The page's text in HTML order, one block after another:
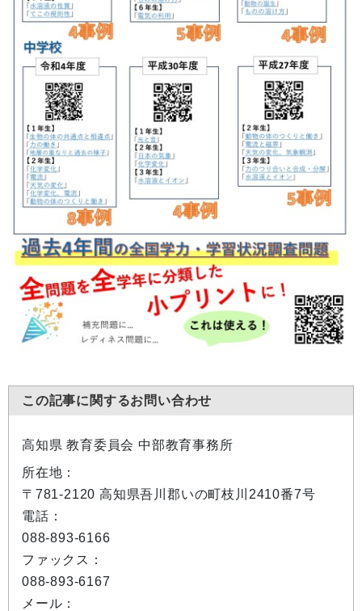
この記事に関するお問い合わせ
高知県 教育委員会 中部教育事務所
所在地：
〒781-2120 高知県吾川郡いの町枝川2410番7号
電話：
088-893-6166
ファックス：
088-893-6167
メール：